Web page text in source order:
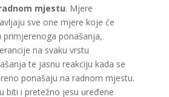
mjestu. Mjere
sve one mjere koje će
ponašanja,
na svaku vrstu
te jasnu reakciju kada se
ponašaju na radnom mjestu.
biti i pretežno jesu uređene